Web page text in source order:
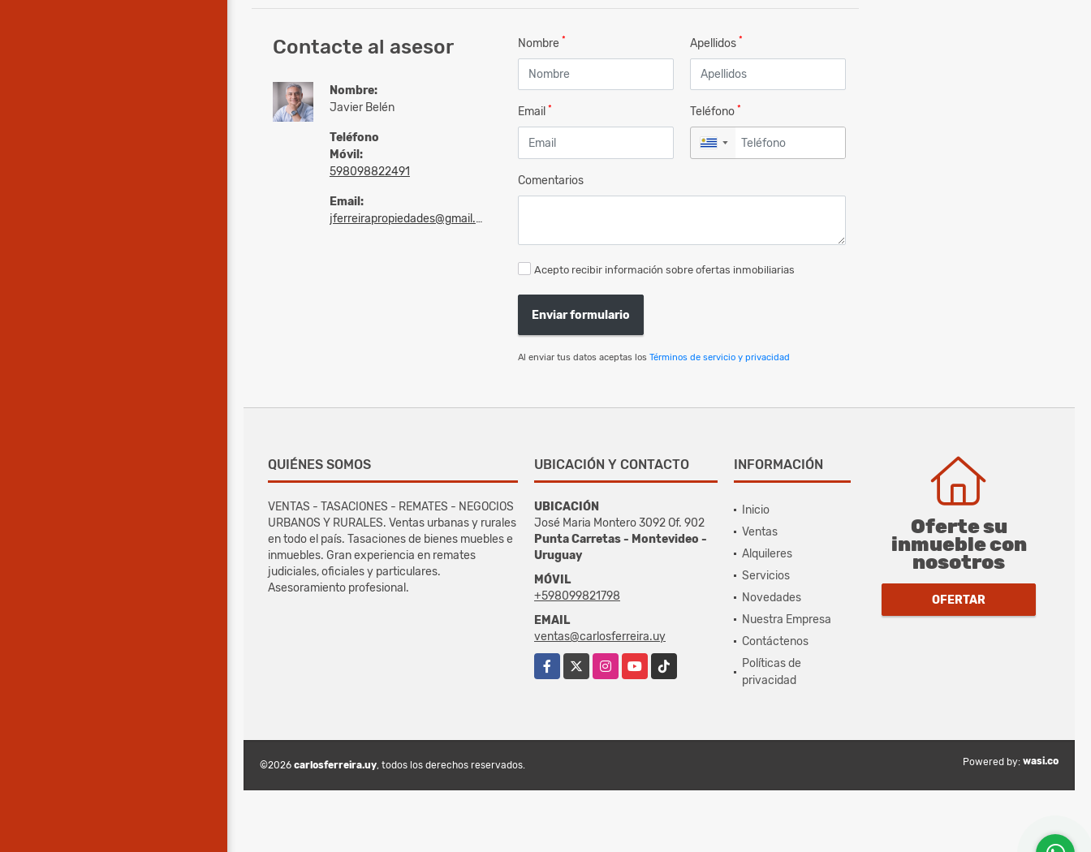
Contacte al asesor
Nombre:
Javier Belén
Teléfono
Móvil:
598098822491
Email:
jferreirapropiedades@gmail.com
Nombre * Apellidos *
Email * Teléfono *
▼
Comentarios
Acepto recibir información sobre ofertas inmobiliarias
Enviar formulario
Al enviar tus datos aceptas los Términos de servicio y privacidad
QUIÉNES SOMOS
VENTAS - TASACIONES - REMATES - NEGOCIOS
URBANOS Y RURALES. Ventas urbanas y rurales
en todo el país. Tasaciones de bienes muebles e
inmuebles. Gran experiencia en remates
judiciales, oficiales y particulares.
Asesoramiento profesional.
UBICACIÓN Y CONTACTO
UBICACIÓN
José Maria Montero 3092 Of. 902
Punta Carretas - Montevideo -
Uruguay
MÓVIL
+598099821798
EMAIL
ventas@carlosferreira.uy
Facebook
InstagramYouTubeTikTok
INFORMACIÓN
Inicio
Ventas
Alquileres
Servicios
Novedades
Nuestra Empresa
Contáctenos
Políticas de
privacidad
Oferte su
inmueble con
nosotros
OFERTAR
©2026 carlosferreira.uy, todos los derechos reservados. Powered by: wasi.co